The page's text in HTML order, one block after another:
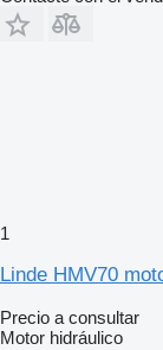
1
Linde HMV70
Precio a consultar
Motor hidráulico